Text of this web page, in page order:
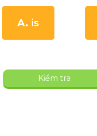
A. is
Kiểm tra